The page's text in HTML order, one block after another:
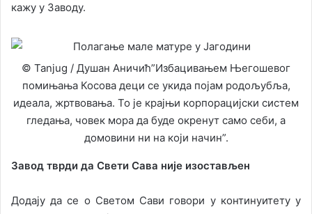
кажу у Заводу.
© Tanjug / Душан Аничић”Избацивањем Његошевог
помињања Косова деци се укида појам родољубља,
идеала, жртвовања. То је крајњи корпорацијски систем
гледања, човек мора да буде окренут само себи, а
домовини ни на који начин”.
Завод тврди да Свети Сава није изостављен
Додају да се о Светом Сави говори у континуитету у